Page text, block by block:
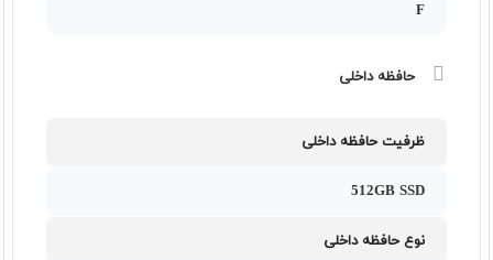
F
حافظه داخلی
ظرفیت حافظه داخلی
512GB SSD
نوع حافظه داخلی